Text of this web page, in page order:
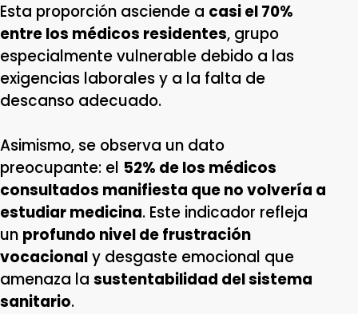
Esta proporción asciende a casi el 70%
entre los médicos residentes, grupo
especialmente vulnerable debido a las
exigencias laborales y a la falta de
descanso adecuado.
Asimismo, se observa un dato
preocupante: el 52% de los médicos
consultados manifiesta que no volvería a
estudiar medicina. Este indicador refleja
un profundo nivel de frustración
vocacionaly desgaste emocional que
amenaza la sustentabilidad del sistema
sanitario.